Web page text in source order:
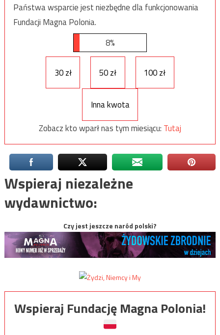
Państwa wsparcie jest niezbędne dla funkcjonowania
Fundacji Magna Polonia.
8%
30 zł 50 zł 100 zł
Inna kwota
Zobacz kto wparł nas tym miesiącu: Tutaj
Wspieraj niezależne
wydawnictwo:
Czy jest jeszcze naród polski?
Wspieraj Fundację Magna Polonia!